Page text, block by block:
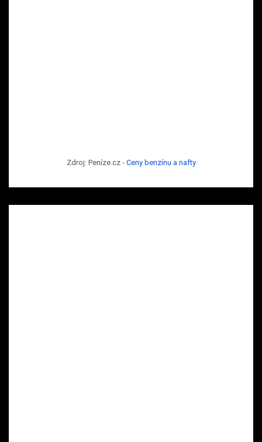
Zdroj: Peníze.cz - Ceny benzínu a nafty